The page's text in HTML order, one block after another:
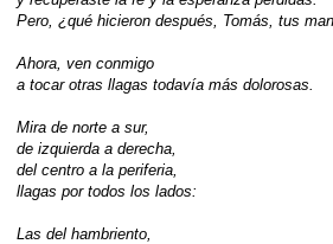
Pero, ¿qué hicieron después, Tomás, tus
Ahora, ven conmigo
a tocar otras llagas todavía más dolorosas.
Mira de norte a sur,
de izquierda a derecha,
del centro a la periferia,
llagas por todos los lados:
Las del hambriento,